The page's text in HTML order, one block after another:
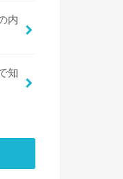
内
知